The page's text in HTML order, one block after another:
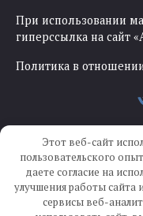
При использовании
гиперссылка на сайт
Политика в
Этот веб-сайт
пользовательского
даете согласие на
улучшения работы сайта
сервисы веб-